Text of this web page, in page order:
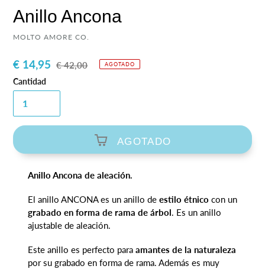
Anillo Ancona
PROVEEDOR
MOLTO AMORE CO.
Precio
de
€ 14,95 Precio
€ 42,00 AGOTADO
Cantidad
AGOTADO
carrito
compra
Anillo Ancona de aleación.
El anillo ANCONA es un anillo de estilo étnico con un
grabado en forma de rama de árbol. Es un anillo
ajustable de aleación.
Este anillo es perfecto para amantes de la naturaleza
por su grabado en forma de rama. Además es muy